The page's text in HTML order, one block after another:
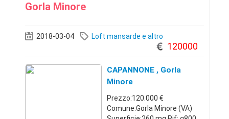
Gorla Minore
2018-03-04 Loft mansarde e altro
120000
CAPANNONE , Gorla
Minore
Prezzo:120.000 €
Comune:Gorla Minore (VA)